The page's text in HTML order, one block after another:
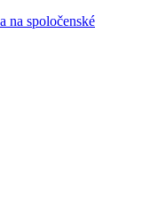
na spoločenské